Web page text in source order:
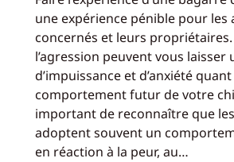
une expérience pénible pour les
concernés et leurs propriétaires.
l’agression peuvent vous
d’impuissance et d’anxiété
comportement futur de votre
important de reconnaître que
adoptent souvent un
en réaction à la peur, au…